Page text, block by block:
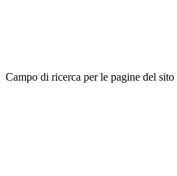
Campo di ricerca per le pagine del sito